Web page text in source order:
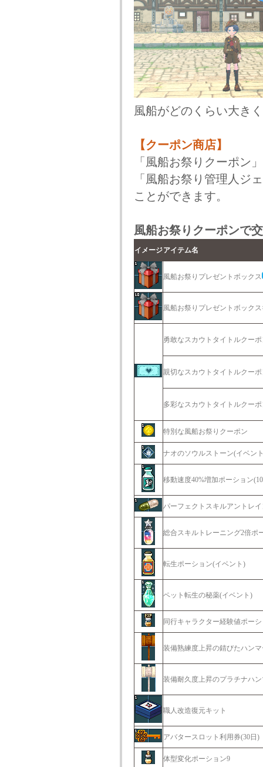
風船がどのくらい大き
【クーポン商店】
「風船お祭りクーポン
「風船お祭り管理人ジ
ことができます。
風船お祭りクーポンで
イメージアイテム名
風船お祭りプレゼントボックス
風船お祭りプレゼントボックス
勇敢なスカウトタイトルクーポ
親切なスカウトタイトルクーポ
多彩なスカウトタイトルクーポ
特別な風船お祭りクーポン
ナオのソウルストーン(イベン
移動速度40%増加ポーション
パーフェクトスキルアントレ
総合スキルトレーニング2倍ポ
転生ポーション(イベント)
ペット転生の秘薬(イベント)
同行キャラクター経験値ポー
装備熟練度上昇の錆びたハンマ
装備耐久度上昇のプラチナハン
職人改造復元キット
アバタースロット利用券(30日)
体型変化ポーション9